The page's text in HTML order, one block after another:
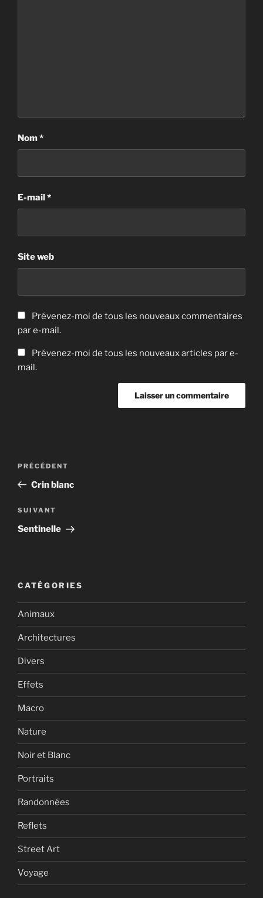
Nom*
E-mail*
Site web
Prévenez-moi de tous les nouveaux commentaires
par e-mail.
Prévenez-moi de tous les nouveaux articles par e-
mail.
Navigation
l’article
Article
précédent
PRÉCÉDENT
Crin blanc
Article
suivant
SUIVANT
Sentinelle
CATÉGORIES
Animaux
Architectures
Divers
Effets
Macro
Nature
Noir et Blanc
Portraits
Randonnées
Reflets
Street Art
Voyage